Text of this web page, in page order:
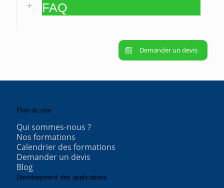
FAQ
Demander un devis
Plan du site
Qui sommes-nous ?
Nos formations
Calendrier des formations
Demander un devis
Blog
Développment des applications